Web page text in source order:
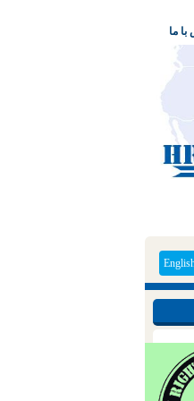
ما